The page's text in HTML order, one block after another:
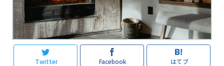
Twitter Facebook はてブ